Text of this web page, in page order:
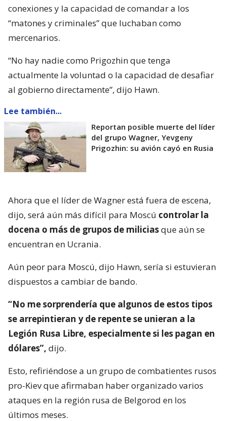
conexiones y la capacidad de comandar a los
“matones y criminales” que luchaban como
mercenarios.
“No hay nadie como Prigozhin que tenga
actualmente la voluntad o la capacidad de desafiar
al gobierno directamente”, dijo Hawn.
Lee también...
Reportan posible muerte del líder
del grupo Wagner, Yevgeny
Prigozhin: su avión cayó en Rusia
Ahora que el líder de Wagner está fuera de escena,
dijo, será aún más difícil para Moscú controlar la
docena o más de grupos de miliciasque aún se
encuentran en Ucrania.
Aún peor para Moscú, dijo Hawn, sería si estuvieran
dispuestos a cambiar de bando.
“No me sorprendería que algunos de estos tipos
se arrepintieran y de repente se unieran a la
Legión Rusa Libre, especialmente si les pagan en
dólares”, dijo.
Esto, refiriéndose a un grupo de combatientes rusos
pro-Kiev que afirmaban haber organizado varios
ataques en la región rusa de Belgorod en los
últimos meses.